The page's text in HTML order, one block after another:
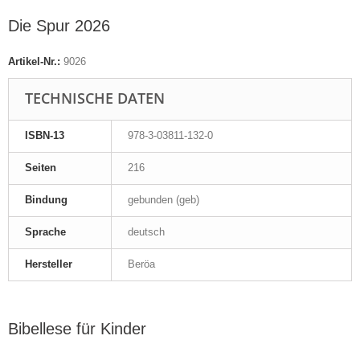
Die Spur 2026
Artikel-Nr.: 9026
TECHNISCHE DATEN
ISBN-13 978-3-03811-132-0
Seiten 216
Bindung gebunden (geb)
Sprache deutsch
Hersteller Beröa
Bibellese für Kinder